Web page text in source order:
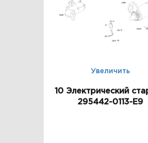
Увеличить
10 Электрический
295442-0113-E9